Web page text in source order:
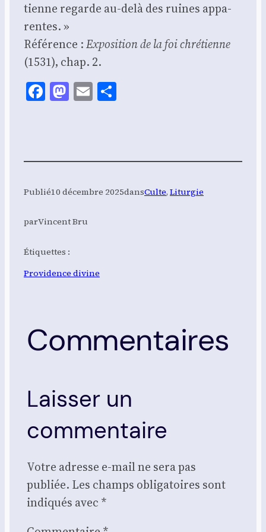
tienne regarde au-delà des ruines appa­
rentes. »
Réfé­rence :Expo­si­tion de la foi chré­tienne
(1531), chap. 2.
Facebook
Mastodon
Email
Publié10 décembre 2025dansCulte, Liturgie
parVincent Bru
Étiquettes :
Providence divine
Commentaires
Laisser un
commentaire
Votre adresse e-mail ne sera pas
publiée. Les champs obligatoires sont
indiqués avec *